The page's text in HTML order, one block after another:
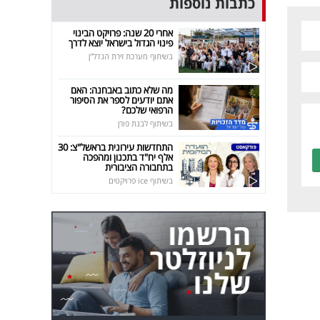
אחרי 20 שנה: פרויקט הבינוי
פינוי הגדול בישראל יוצא לדרך
בשיתוף מערכת זירת הנדל"ן
מה שלא כתוב באבחנה: האם
אתם יודעים לספר את הסיפור
הרפואי שלכם?
בשיתוף לבנת פורן
התחדשות עירונית בראשל"צ: 30
אלף יח"ד בתכנון ומהפכה
בתחבורה הציבורית
בשיתוף ice פרויקטים